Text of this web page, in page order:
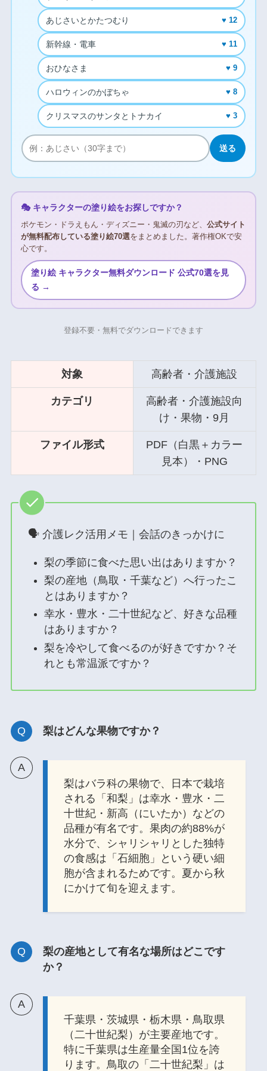
あじさいとかたつむり ♥ 12
新幹線・電車 ♥ 11
おひなさま ♥ 9
ハロウィンのかぼちゃ ♥ 8
クリスマスのサンタとトナカイ ♥ 3
送る
🎭 キャラクターの塗り絵をお探しですか？
ポケモン・ドラえもん・ディズニー・鬼滅の刃など、 公式サイト
が無料配布している塗り絵70選をまとめました。著作権OKで安
心です。
塗り絵 キャラクター無料ダウンロード 公式70選を見
る →
登録不要・無料でダウンロードできます
対象 高齢者・介護施設
カテゴリ
高齢者・介護施設向
け・果物・9月
ファイル形式
PDF（白黒＋カラー
見本）・PNG
🗣 介護レク活用メモ｜会話のきっかけに
梨の季節に食べた思い出はありますか？
梨の産地（鳥取・千葉など）へ行ったこ
とはありますか？
幸水・豊水・二十世紀など、好きな品種
はありますか？
梨を冷やして食べるのが好きですか？そ
れとも常温派ですか？
梨はどんな果物ですか？
梨はバラ科の果物で、日本で栽培
される「和梨」は幸水・豊水・二
十世紀・新高（にいたか）などの
品種が有名です。果肉の約88%が
水分で、シャリシャリとした独特
の食感は「石細胞」という硬い細
胞が含まれるためです。夏から秋
にかけて旬を迎えます。
梨の産地として有名な場所はどこです
か？
千葉県・茨城県・栃木県・鳥取県
（二十世紀梨）が主要産地です。
特に千葉県は生産量全国1位を誇
ります。鳥取の「二十世紀梨」は